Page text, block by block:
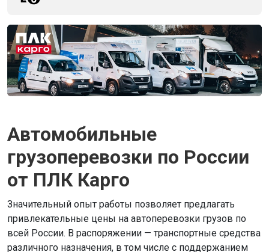
Автомобильные
грузоперевозки по России
от ПЛК Карго
Значительный опыт работы позволяет предлагать
привлекательные цены на автоперевозки грузов по
всей России. В распоряжении — транспортные средства
различного назначения, в том числе с поддержанием